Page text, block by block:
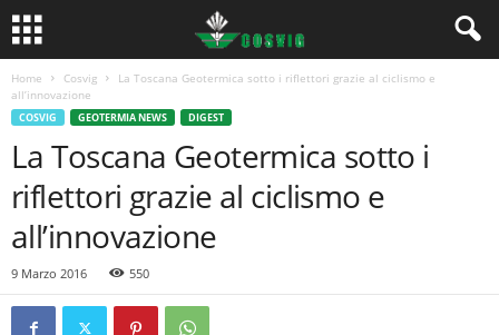
Home Cosvig
La Toscana Geotermica sotto i riflettori grazie al ciclismo e
all’innovazione
COSVIG GEOTERMIA NEWS DIGEST
La Toscana Geotermica sotto i
riflettori grazie al ciclismo e
all’innovazione
9 Marzo 2016 550